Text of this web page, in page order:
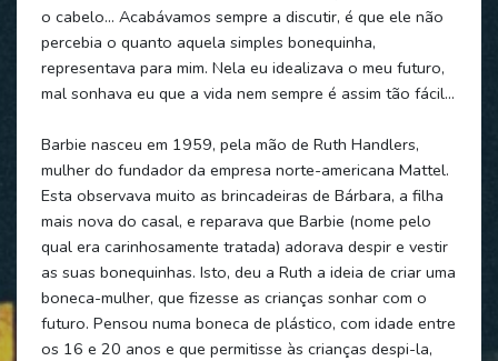
o cabelo… Acabávamos sempre a discutir, é que ele não
percebia o quanto aquela simples bonequinha,
representava para mim. Nela eu idealizava o meu futuro,
mal sonhava eu que a vida nem sempre é assim tão fácil…
Barbie nasceu em 1959, pela mão de Ruth Handlers,
mulher do fundador da empresa norte-americana Mattel.
Esta observava muito as brincadeiras de Bárbara, a filha
mais nova do casal, e reparava que Barbie (nome pelo
qual era carinhosamente tratada) adorava despir e vestir
as suas bonequinhas. Isto, deu a Ruth a ideia de criar uma
boneca-mulher, que fizesse as crianças sonhar com o
futuro. Pensou numa boneca de plástico, com idade entre
os 16 e 20 anos e que permitisse às crianças despi-la,